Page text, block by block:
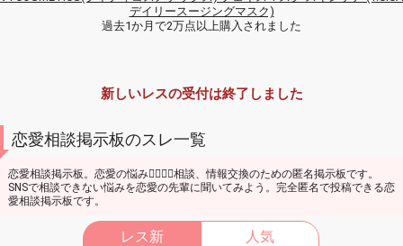
デイリースージングマスク)
過去1か月で2万点以上購入されました
新しいレスの受付は終了しました
恋愛相談掲示板のスレ一覧
恋愛相談掲示板。恋愛の悩み👩‍❤️‍💋‍👩相談、情報交換のための匿名掲示板です。
SNSで相談できない悩みを恋愛の先輩に聞いてみよう。完全匿名で投稿できる恋
愛相談掲示板です。
レス新
人気